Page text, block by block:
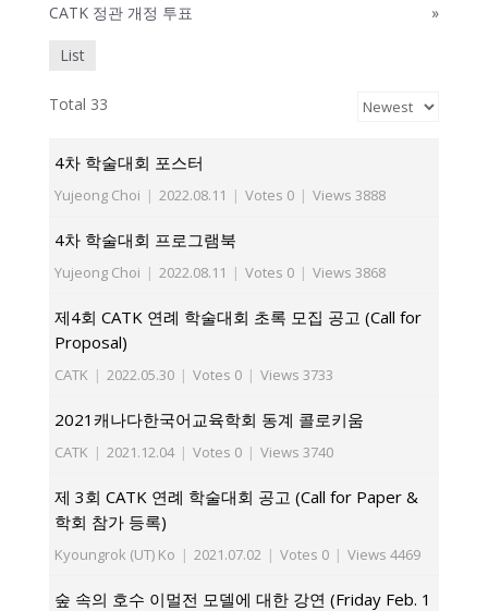
CATK 정관 개정 투표
»
List
Total 33
4차 학술대회 포스터
Yujeong Choi | 2022.08.11 | Votes 0 | Views 3888
4차 학술대회 프로그램북
Yujeong Choi | 2022.08.11 | Votes 0 | Views 3868
제4회 CATK 연례 학술대회 초록 모집 공고 (Call for
Proposal)
CATK | 2022.05.30 | Votes 0 | Views 3733
2021캐나다한국어교육학회 동계 콜로키움
CATK | 2021.12.04 | Votes 0 | Views 3740
제 3회 CATK 연례 학술대회 공고 (Call for Paper &
학회 참가 등록)
Kyoungrok (UT) Ko | 2021.07.02 | Votes 0 | Views 4469
숲 속의 호수 이멀전 모델에 대한 강연 (Friday Feb. 1